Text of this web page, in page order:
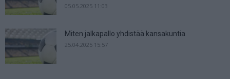
05.05.2025 11:03
Miten jalkapallo yhdistää kansakuntia
25.04.2025 15:57